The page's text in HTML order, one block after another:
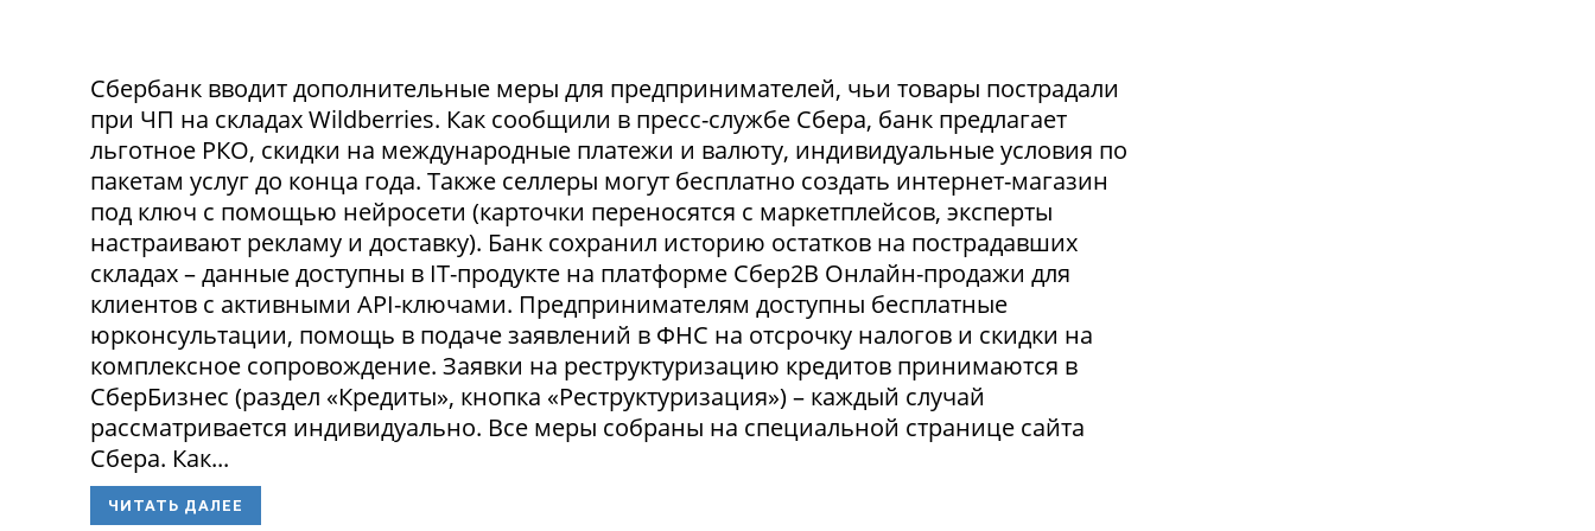
Сбербанк вводит дополнительные меры для предпринимателей, чьи товары пострадали
при ЧП на складах Wildberries. Как сообщили в пресс-службе Сбера, банк предлагает
льготное РКО, скидки на международные платежи и валюту, индивидуальные условия по
пакетам услуг до конца года. Также селлеры могут бесплатно создать интернет-магазин
под ключ с помощью нейросети (карточки переносятся с маркетплейсов, эксперты
настраивают рекламу и доставку). Банк сохранил историю остатков на пострадавших
складах – данные доступны в IT-продукте на платформе Сбер2В Онлайн-продажи для
клиентов с активными API-ключами. Предпринимателям доступны бесплатные
юрконсультации, помощь в подаче заявлений в ФНС на отсрочку налогов и скидки на
комплексное сопровождение. Заявки на реструктуризацию кредитов принимаются в
СберБизнес (раздел «Кредиты», кнопка «Реструктуризация») – каждый случай
рассматривается индивидуально. Все меры собраны на специальной странице сайта
Сбера. Как...
ЧИТАТЬ ДАЛЕЕ